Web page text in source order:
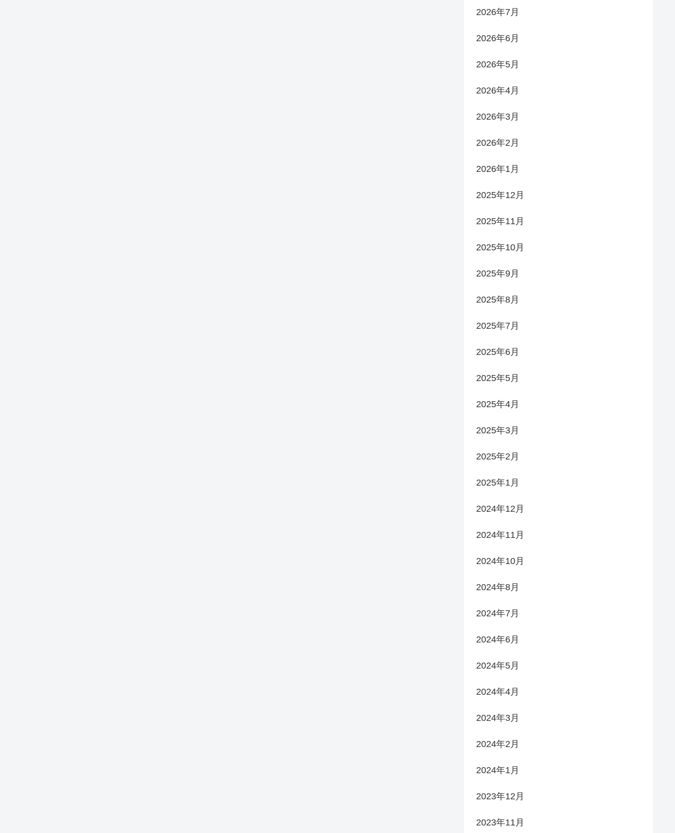
2026年7月
2026年6月
2026年5月
2026年4月
2026年3月
2026年2月
2026年1月
2025年12月
2025年11月
2025年10月
2025年9月
2025年8月
2025年7月
2025年6月
2025年5月
2025年4月
2025年3月
2025年2月
2025年1月
2024年12月
2024年11月
2024年10月
2024年8月
2024年7月
2024年6月
2024年5月
2024年4月
2024年3月
2024年2月
2024年1月
2023年12月
2023年11月